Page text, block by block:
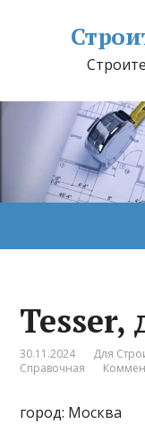
Tesser,
30.11.2024 Для
Справочная
город: Москва